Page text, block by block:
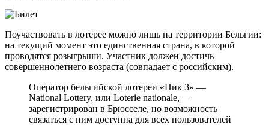
Поучаствовать в лотерее можно лишь на территории Бельгии:
на текущий момент это единственная страна, в которой
проводятся розыгрыши. Участник должен достичь
совершеннолетнего возраста (совпадает с российским).
Оператор бельгийской лотереи «Пик 3» —
National Lottery, или Loterie nationale, —
зарегистрирован в Брюсселе, но возможность
связаться с ним доступна для всех пользователей